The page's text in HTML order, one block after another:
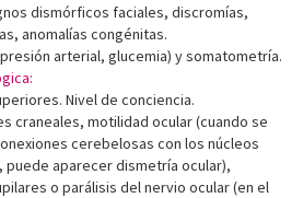
dismórficos faciales, discromías,
anomalías congénitas.
arterial, glucemia) y somatometría.
Nivel de conciencia.
craneales, motilidad ocular (cuando se
cerebelosas con los núcleos
puede aparecer dismetría ocular),
o parálisis del nervio ocular (en el